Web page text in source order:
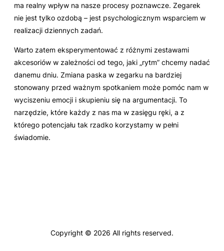
ma realny wpływ na nasze procesy poznawcze. Zegarek
nie jest tylko ozdobą – jest psychologicznym wsparciem w
realizacji dziennych zadań.
Warto zatem eksperymentować z różnymi zestawami
akcesoriów w zależności od tego, jaki „rytm” chcemy nadać
danemu dniu. Zmiana paska w zegarku na bardziej
stonowany przed ważnym spotkaniem może pomóc nam w
wyciszeniu emocji i skupieniu się na argumentacji. To
narzędzie, które każdy z nas ma w zasięgu ręki, a z
którego potencjału tak rzadko korzystamy w pełni
świadomie.
Copyright © 2026 All rights reserved.